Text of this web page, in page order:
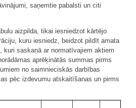
saņemtie pabalsti un citi
aizpilda, tikai iesniedzot kārtējo
kuru iesniedz, beidzot pildīt amata
kuri saskaņā ar normatīvajiem aktiem
aprēķinātās summas pirms
no saimnieciskās darbības
pēc izdevumu atskaitīšanas un pirms